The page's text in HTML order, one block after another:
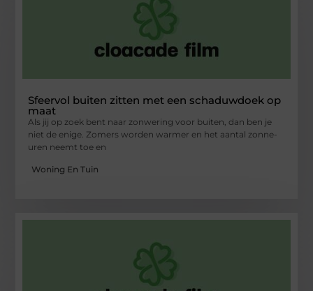
Sfeervol buiten zitten met een schaduwdoek op
maat
Als jij op zoek bent naar zonwering voor buiten, dan ben je
niet de enige. Zomers worden warmer en het aantal zonne-
uren neemt toe en
Woning En Tuin